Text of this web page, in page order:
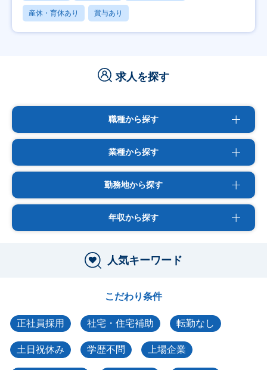
産休・育休あり 賞与あり
求人を探す
職種から探す
業種から探す
勤務地から探す
年収から探す
人気キーワード
こだわり条件
正社員採用 社宅・住宅補助 転勤なし
土日祝休み 学歴不問 上場企業